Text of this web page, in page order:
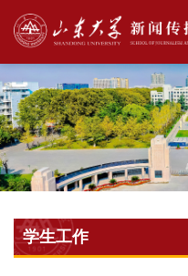
学生工作